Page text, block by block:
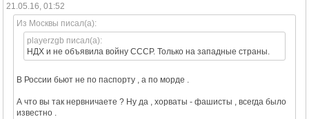
21.05.16, 01:52
Из Москвы писал(а):
playerzgb писал(а):
НДХ и не объявила войну СССР. Только на западные страны.
В России бьют не по паспорту , а по морде .
А что вы так нервничаете ? Ну да , хорваты - фашисты , всегда было
известно .